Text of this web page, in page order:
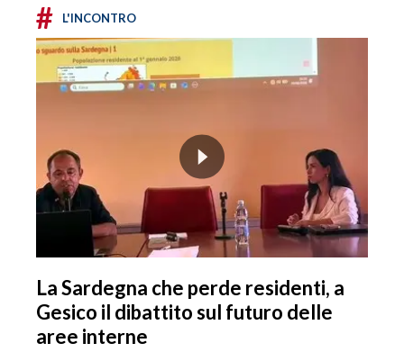
# L'INCONTRO
La Sardegna che perde residenti, a
Gesico il dibattito sul futuro delle
aree interne